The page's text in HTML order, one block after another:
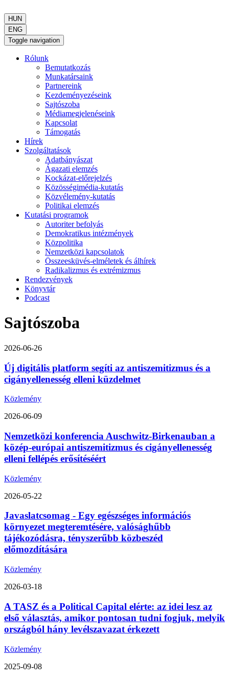
HUN
ENG
Toggle navigation
Rólunk
Bemutatkozás
Munkatársaink
Partnereink
Kezdeményezéseink
Sajtószoba
Médiamegjelenéseink
Kapcsolat
Támogatás
Hírek
Szolgáltatások
Adatbányászat
Ágazati elemzés
Kockázat-előrejelzés
Közösségimédia-kutatás
Közvélemény-kutatás
Politikai elemzés
Kutatási programok
Autoriter befolyás
Demokratikus intézmények
Közpolitika
Nemzetközi kapcsolatok
Összeesküvés-elméletek és álhírek
Radikalizmus és extrémizmus
Rendezvények
Könyvtár
Podcast
Sajtószoba
2026-06-26
Új digitális platform segíti az antiszemitizmus és a
cigányellenesség elleni küzdelmet
Közlemény
2026-06-09
Nemzetközi konferencia Auschwitz-Birkenauban a
közép-európai antiszemitizmus és cigányellenesség
elleni fellépés erősítéséért
Közlemény
2026-05-22
Javaslatcsomag - Egy egészséges információs
környezet megteremtésére, valósághűbb
tájékozódásra, tényszerűbb közbeszéd
előmozdítására
Közlemény
2026-03-18
A TASZ és a Political Capital elérte: az idei lesz az
első választás, amikor pontosan tudni fogjuk, melyik
országból hány levélszavazat érkezett
Közlemény
2025-09-08